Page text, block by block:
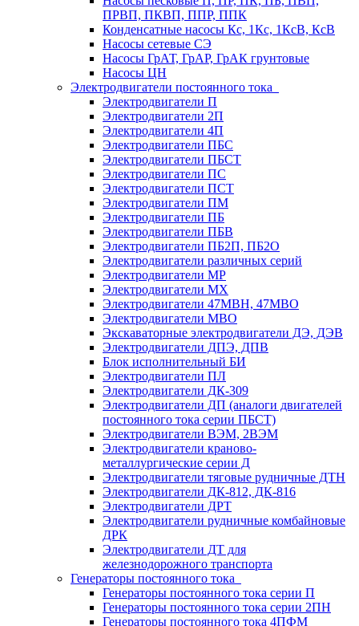
ПРВП, ПКВП, ППР, ППК
Конденсатные насосы Кс, 1Кс, 1КсВ, КсВ
Насосы сетевые СЭ
Насосы ГрАТ, ГрАР, ГрАК грунтовые
Насосы ЦН
Электродвигатели постоянного тока
Электродвигатели П
Электродвигатели 2П
Электродвигатели 4П
Электродвигатели ПБС
Электродвигатели ПБСТ
Электродвигатели ПС
Электродвигатели ПСТ
Электродвигатели ПМ
Электродвигатели ПБ
Электродвигатели ПБВ
Электродвигатели ПБ2П, ПБ2О
Электродвигатели различных серий
Электродвигатели МР
Электродвигатели MX
Электродвигатели 47MBH, 47МВО
Электродвигатели MBO
Экскаваторные электродвигатели ДЭ, ДЭВ
Электродвигатели ДПЭ, ДПВ
Блок исполнительный БИ
Электродвигатели ПЛ
Электродвигатели ДК-309
Электродвигатели ДП (аналоги двигателей
постоянного тока серии ПБСТ)
Электродвигатели ВЭМ, 2ВЭМ
Электродвигатели краново-
металлургические серии Д
Электродвигатели тяговые рудничные ДТН
Электродвигатели ДК-812, ДК-816
Электродвигатели ДРТ
Электродвигатели рудничные комбайновые
ДРК
Электродвигатели ДТ для
железнодорожного транспорта
Генераторы постоянного тока
Генераторы постоянного тока серии П
Генераторы постоянного тока серии 2ПН
Генераторы постоянного тока 4ПФМ